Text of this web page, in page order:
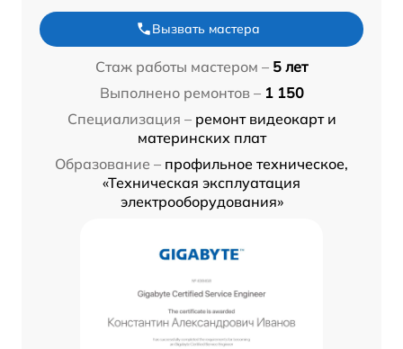
Вызвать мастера
Стаж работы мастером – 5 лет
Выполнено ремонтов – 1 150
Специализация – ремонт видеокарт и
материнских плат
Образование – профильное техническое,
«Техническая эксплуатация
электрооборудования»